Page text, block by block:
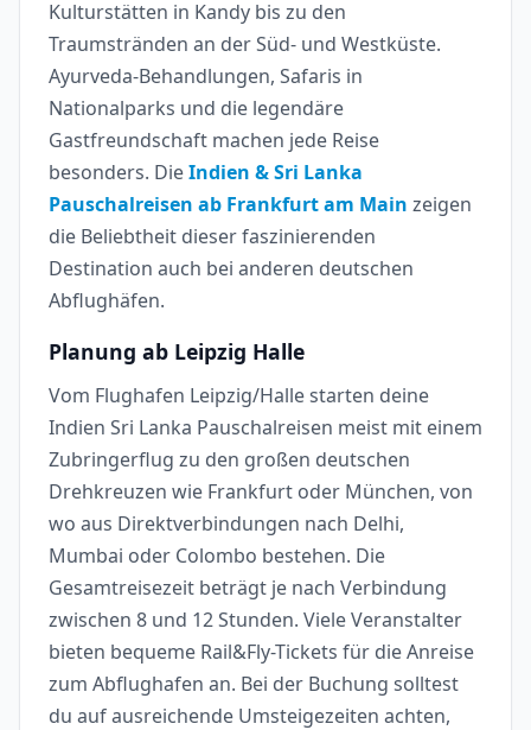
Kulturstätten in Kandy bis zu den
Traumstränden an der Süd- und Westküste.
Ayurveda-Behandlungen, Safaris in
Nationalparks und die legendäre
Gastfreundschaft machen jede Reise
besonders. DieIndien & Sri Lanka
Pauschalreisen ab Frankfurt am Main zeigen
die Beliebtheit dieser faszinierenden
Destination auch bei anderen deutschen
Abflughäfen.
Planung ab Leipzig Halle
Vom Flughafen Leipzig/Halle starten deine
Indien Sri Lanka Pauschalreisen meist mit einem
Zubringerflug zu den großen deutschen
Drehkreuzen wie Frankfurt oder München, von
wo aus Direktverbindungen nach Delhi,
Mumbai oder Colombo bestehen. Die
Gesamtreisezeit beträgt je nach Verbindung
zwischen 8 und 12 Stunden. Viele Veranstalter
bieten bequeme Rail&Fly-Tickets für die Anreise
zum Abflughafen an. Bei der Buchung solltest
du auf ausreichende Umsteigezeiten achten,